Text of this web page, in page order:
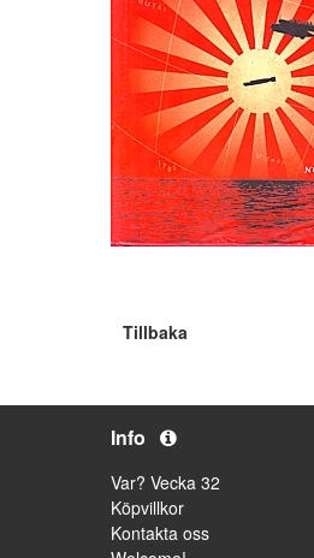
Tillbaka
Info
Var? Vecka 32
Köpvillkor
Kontakta oss